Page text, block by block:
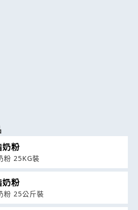
粉
粉 25KG裝
粉
粉 25公斤裝